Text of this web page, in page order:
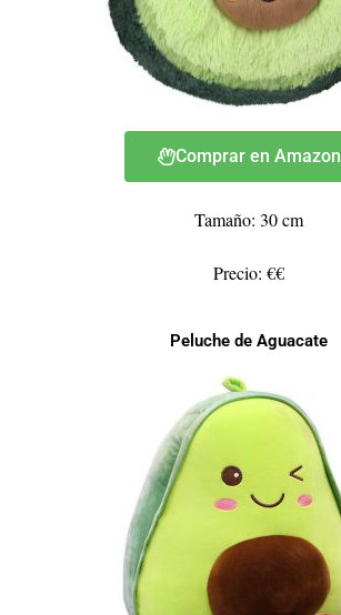
Comprar en Amazon
Tamaño: 30 cm
Precio: €€
Peluche de Aguacate